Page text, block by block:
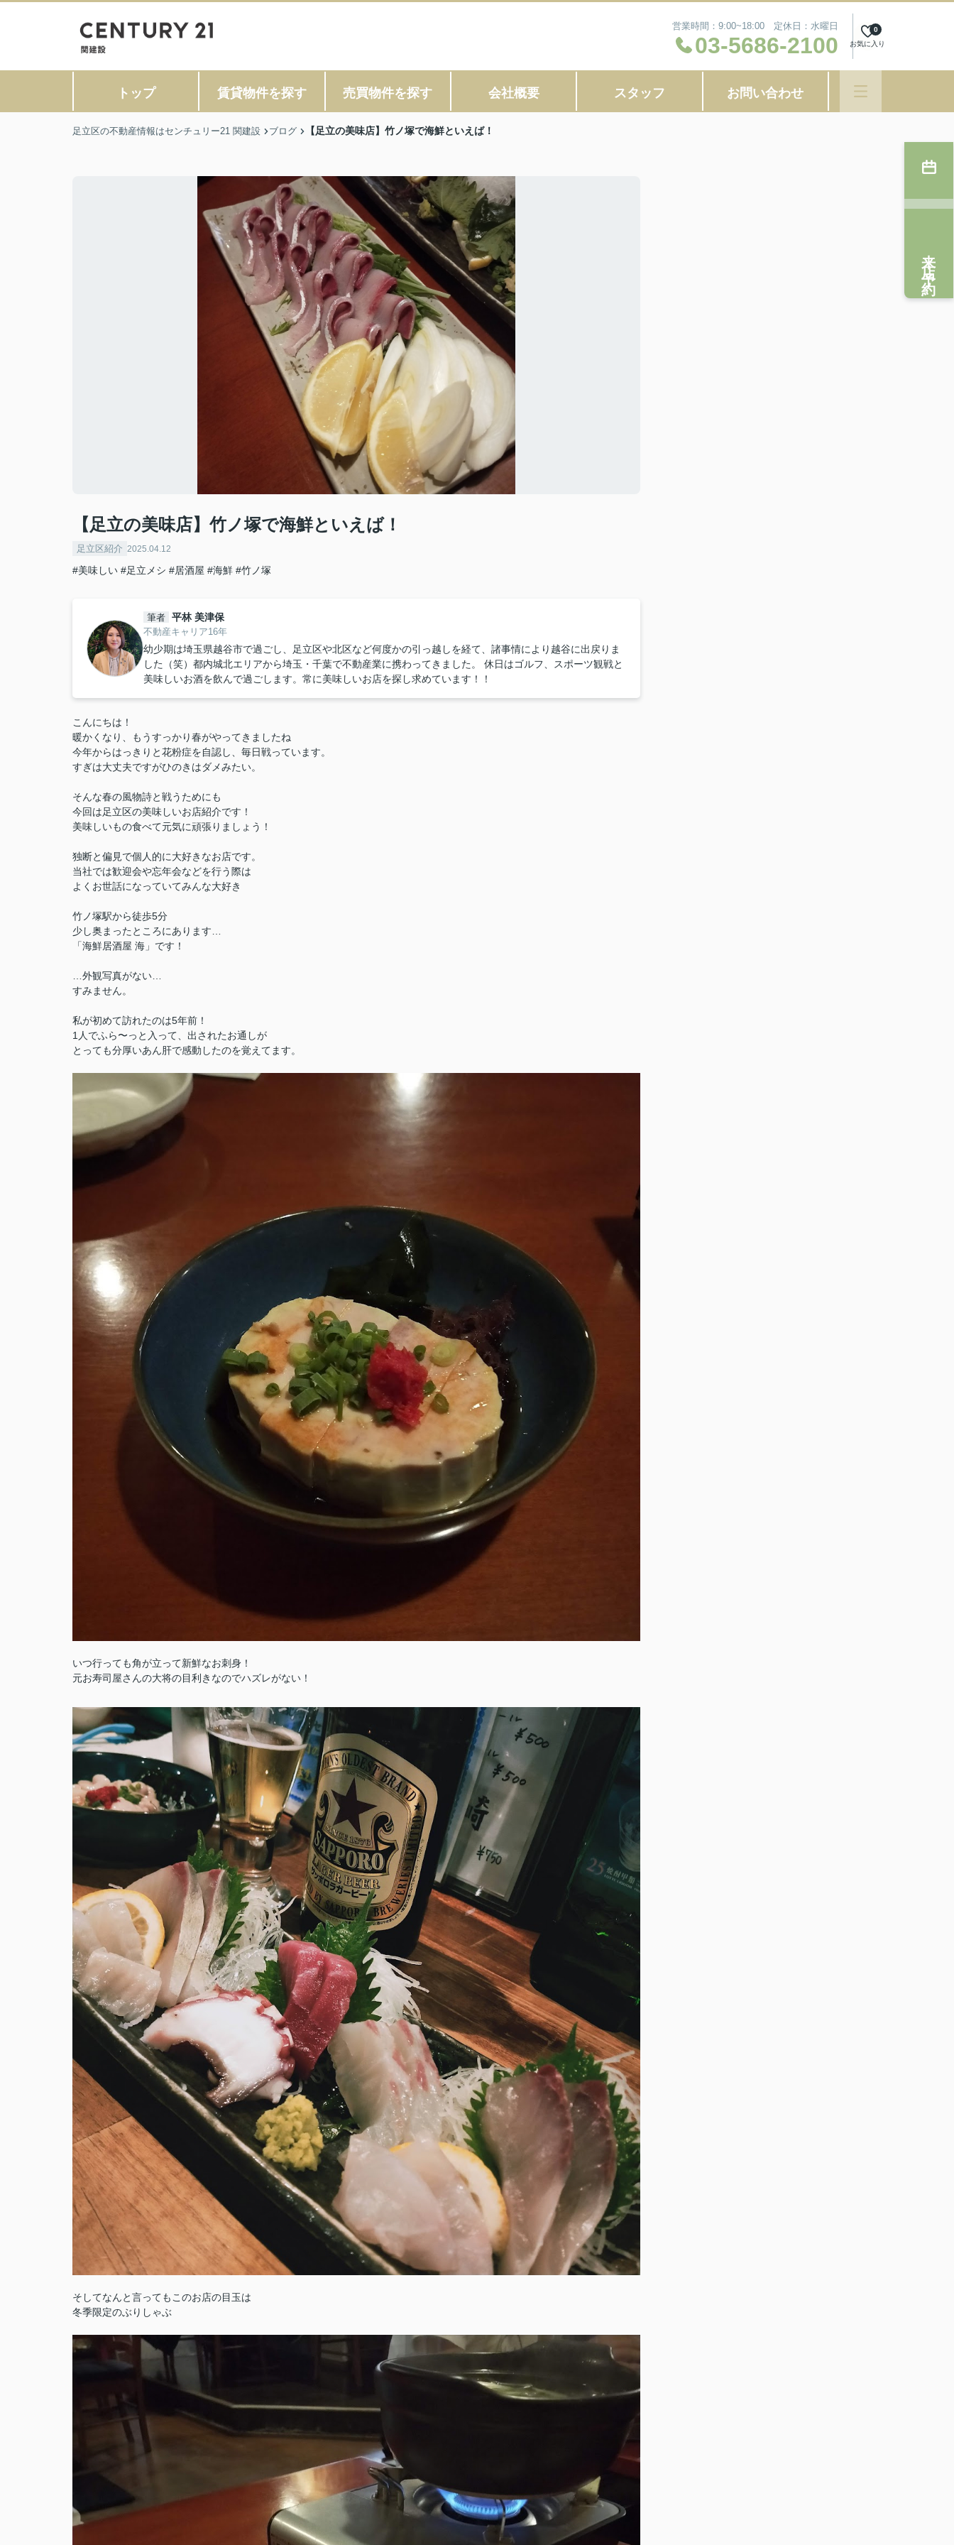
営業時間：9:00~18:00 定休日：水曜日
03-5686-2100 お気に入り
0
トップ 賃貸物件を探す 売買物件を探す 会社概要 スタッフ お問い合わせ
足立区の不動産情報はセンチュリー21 関建設 ブログ 【足立の美味店】竹ノ塚で海鮮といえば！
【足立の美味店】竹ノ塚で海鮮といえば！
足立区紹介 2025.04.12
#美味しい #足立メシ #居酒屋 #海鮮 #竹ノ塚
筆者 平林 美津保
不動産キャリア16年
幼少期は埼玉県越谷市で過ごし、足立区や北区など何度かの引っ越しを経て、諸事情により越谷に出戻りま
した（笑）都内城北エリアから埼玉・千葉で不動産業に携わってきました。 休日はゴルフ、スポーツ観戦と
美味しいお酒を飲んで過ごします。常に美味しいお店を探し求めています！！
こんにちは！
暖かくなり、もうすっかり春がやってきましたね
今年からはっきりと花粉症を自認し、毎日戦っています。
すぎは大丈夫ですがひのきはダメみたい。
そんな春の風物詩と戦うためにも
今回は足立区の美味しいお店紹介です！
美味しいもの食べて元気に頑張りましょう！
独断と偏見で個人的に大好きなお店です。
当社では歓迎会や忘年会などを行う際は
よくお世話になっていてみんな大好き
竹ノ塚駅から徒歩5分
少し奥まったところにあります…
「海鮮居酒屋 海」です！
…外観写真がない…
すみません。
私が初めて訪れたのは5年前！
1人でふら〜っと入って、出されたお通しが
とっても分厚いあん肝で感動したのを覚えてます。
いつ行っても角が立って新鮮なお刺身！
元お寿司屋さんの大将の目利きなのでハズレがない！
そしてなんと言ってもこのお店の目玉は
冬季限定のぶりしゃぶ
来店予約